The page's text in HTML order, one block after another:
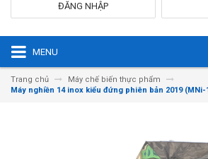
ĐĂNG NHẬP
MENU
Trang chủ
Máy chế biến thực phẩm
Máy nghiền 14 inox kiểu đứng phiên bản 2019 (MNi-